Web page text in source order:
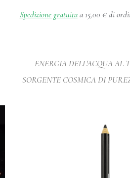
Spedizione gratuita a 15,00 € di
ENERGIA DELL'ACQUA AL
SORGENTE COSMICA DI